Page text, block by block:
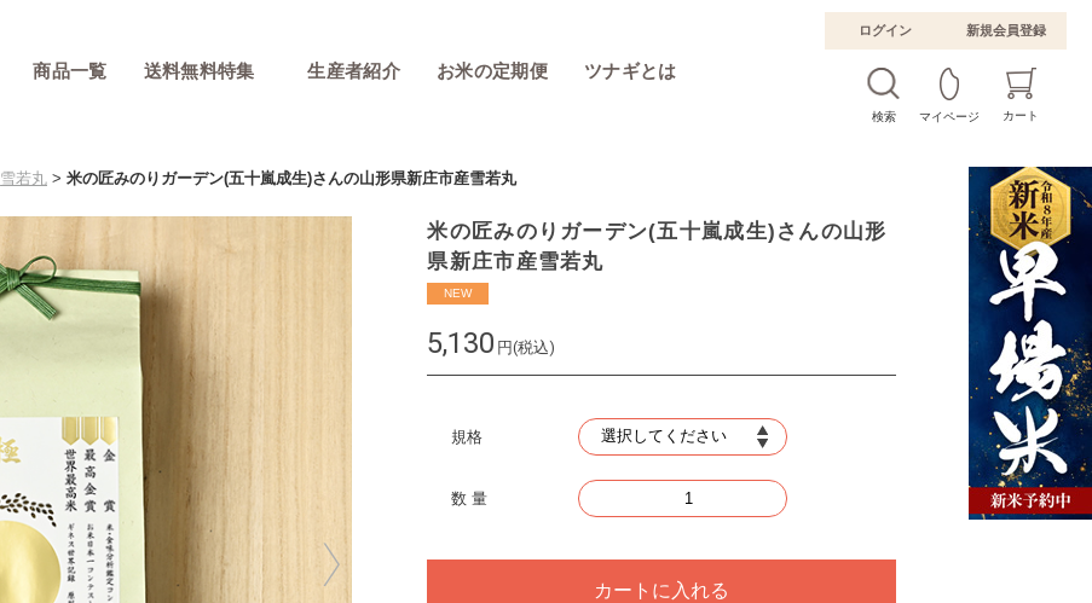
商品一覧 送料無料特集 生産者紹介 お米の定期便 ツナギとは
ログイン 新規会員登録
検索 マイページ カート
雪若丸 > 米の匠みのりガーデン(五十嵐成生)さんの山形県新庄市産雪若丸
米の匠みのりガーデン(五十嵐成生)さんの山形
県新庄市産雪若丸
NEW
5,130 円(税込)
規格
数 量
カートに入れる